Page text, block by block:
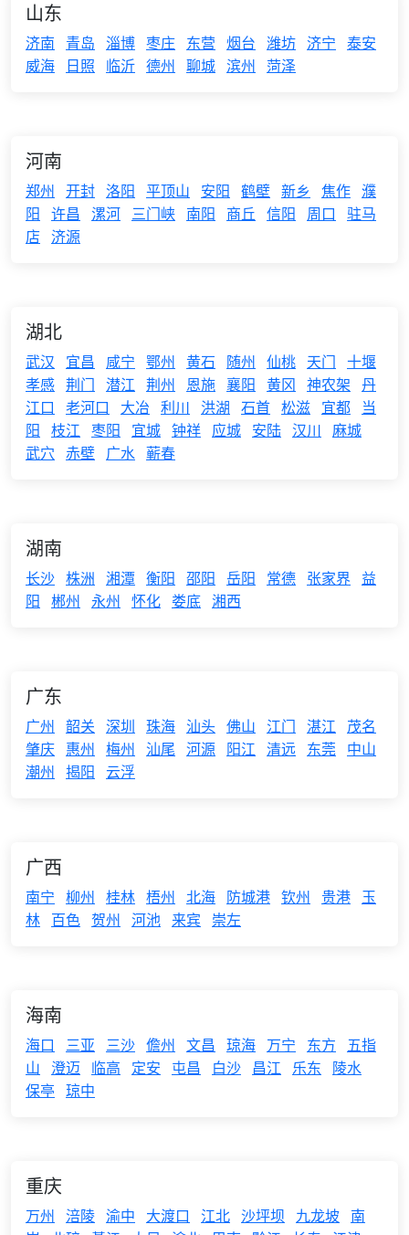
山东
济南 青岛 淄博 枣庄 东营 烟台 潍坊 济宁 泰安
威海
日照 临沂 德州 聊城 滨州 菏泽
河南
郑州 开封 洛阳 平顶山 安阳 鹤壁 新乡 焦作 濮
阳 许昌 漯河 三门峡 南阳 商丘 信阳 周口
驻马
店 济源
湖北
武汉 宜昌 咸宁 鄂州 黄石 随州 仙桃 天门 十堰
孝感 荆门 潜江 荆州 恩施 襄阳 黄冈 神农架 丹
江口
老河口 大冶 利川 洪湖 石首 松滋 宜都
当
阳 枝江 枣阳 宜城 钟祥 应城 安陆 汉川 麻城
武穴 赤壁 广水 蕲春
湖南
长沙 株洲 湘潭 衡阳 邵阳 岳阳 常德 张家界
益
阳 郴州 永州 怀化 娄底 湘西
广东
广州 韶关 深圳 珠海 汕头 佛山 江门 湛江
茂名
肇庆 惠州 梅州 汕尾 河源 阳江 清远 东莞 中山
潮州 揭阳 云浮
广西
南宁 柳州 桂林 梧州 北海 防城港 钦州 贵港 玉
林 百色 贺州 河池 来宾 崇左
海南
海口 三亚 三沙 儋州 文昌 琼海 万宁 东方
五指
山
澄迈 临高 定安 屯昌 白沙 昌江 乐东
陵水
保亭 琼中
重庆
万州 涪陵 渝中 大渡口 江北 沙坪坝 九龙坡 南